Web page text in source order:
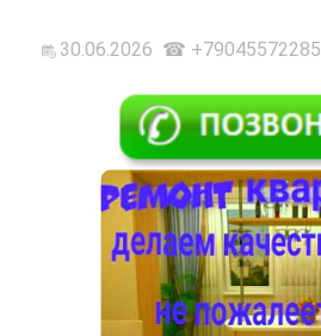
30.06.2026 ☎ +79045572285